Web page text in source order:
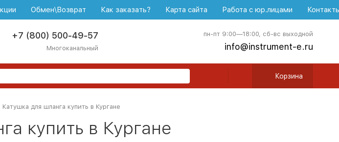
Обмен\Возврат Как заказать? Карта сайта Работа с юр.лицами
+7 (800) 500-49-57
Многоканальный
пн-пт 9:00—18:00, сб-вс выходной
info@instrument-e.ru
Корзина
Катушка для шланга купить в Кургане
купить в Кургане